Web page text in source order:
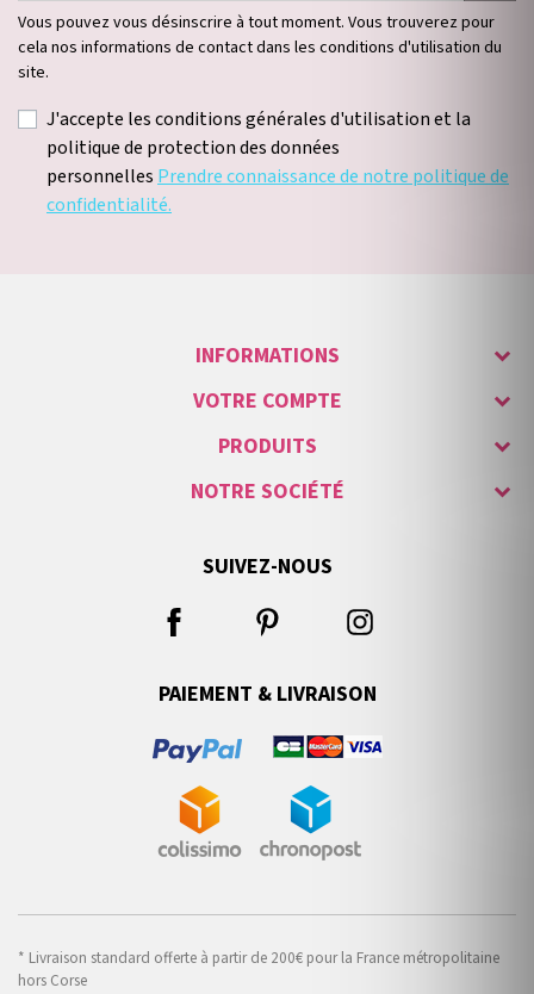
Vous pouvez vous désinscrire à tout moment. Vous trouverez pour
cela nos informations de contact dans les conditions d'utilisation du
site.
J'accepte les conditions générales d'utilisation et la
politique de protection des données
personnelles Prendre connaissance de notre politique de
confidentialité.
INFORMATIONS
VOTRE COMPTE
PRODUITS
NOTRE SOCIÉTÉ
SUIVEZ-NOUS
PAIEMENT & LIVRAISON
* Livraison standard offerte à partir de 200€ pour la France métropolitaine
hors Corse